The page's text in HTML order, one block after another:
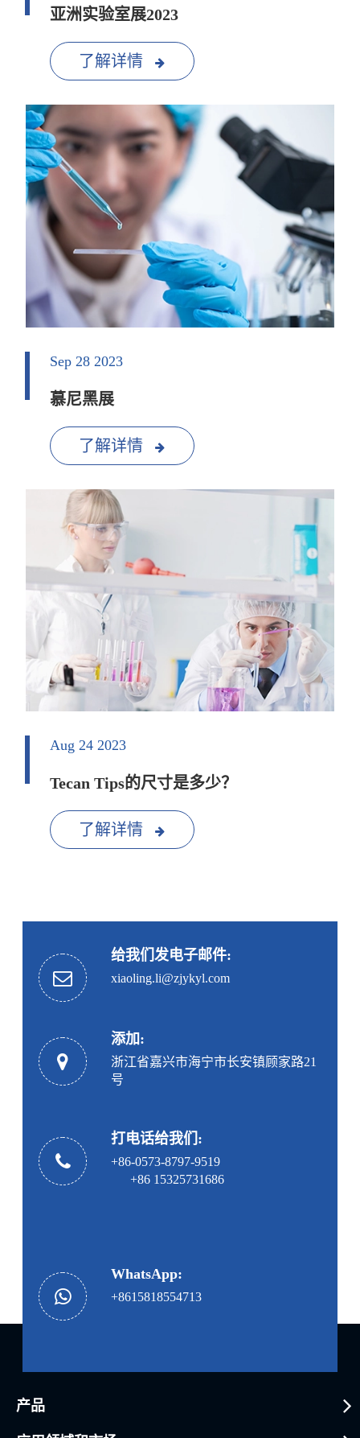
亚洲实验室展2023
了解详情
Sep 28 2023
慕尼黑展
了解详情
Aug 24 2023
Tecan Tips的尺寸是多少？
了解详情
给我们发电子邮件:
xiaoling.li@zjykyl.com
添加:
浙江省嘉兴市海宁市长安镇顾家路21
号
打电话给我们:
+86-0573-8797-9519
+86 15325731686
WhatsApp:
+8615818554713
产品